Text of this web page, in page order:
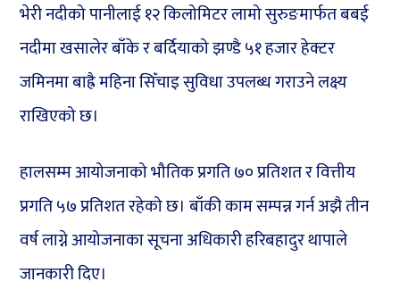
भेरी नदीको पानीलाई १२ किलोमिटर लामो सुरुङमार्फत बबई
नदीमा खसालेर बाँके र बर्दियाको झण्डै ५१ हजार हेक्टर
जमिनमा बाह्रै महिना सिँचाइ सुविधा उपलब्ध गराउने लक्ष्य
राखिएको छ।
हालसम्म आयोजनाको भौतिक प्रगति ७० प्रतिशत र वित्तीय
प्रगति ५७ प्रतिशत रहेको छ। बाँकी काम सम्पन्न गर्न अझै तीन
वर्ष लाग्ने आयोजनाका सूचना अधिकारी हरिबहादुर थापाले
जानकारी दिए।